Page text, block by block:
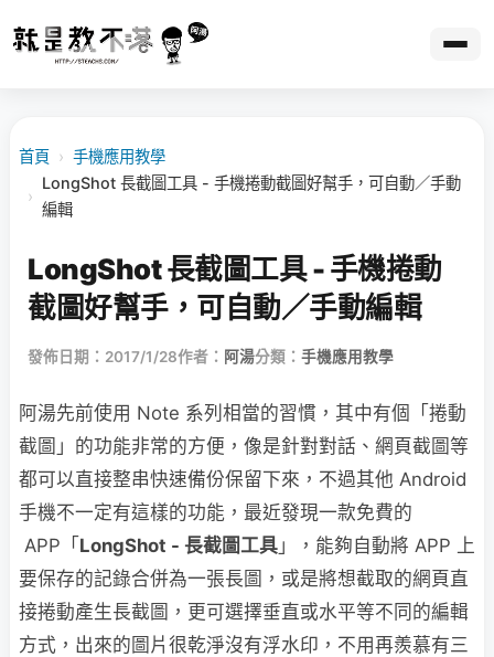
首頁 › 手機應用教學
›
LongShot 長截圖工具 - 手機捲動截圖好幫手，可自動／手動
編輯
LongShot 長截圖工具 - 手機捲動
截圖好幫手，可自動／手動編輯
發佈日期：2017/1/28作者： 阿湯分類： 手機應用教學
阿湯先前使用 Note 系列相當的習慣，其中有個「捲動
截圖」的功能非常的方便，像是針對對話、網頁截圖等
都可以直接整串快速備份保留下來，不過其他 Android
手機不一定有這樣的功能，最近發現一款免費的
APP「 LongShot - 長截圖工具 」，能夠自動將 APP 上
要保存的記錄合併為一張長圖，或是將想截取的網頁直
接捲動產生長截圖，更可選擇垂直或水平等不同的編輯
方式，出來的圖片很乾淨沒有浮水印，不用再羨慕有三